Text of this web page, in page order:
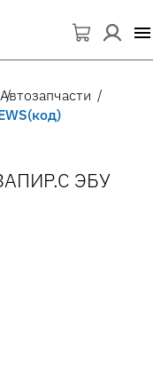
Автозапчасти
ЭБУ